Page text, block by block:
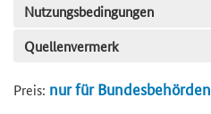
Nutzungsbedingungen
Quellenvermerk
Preis: nur für Bundesbehörden